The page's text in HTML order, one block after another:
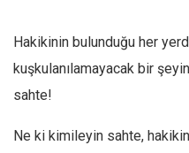
Eksik sayıların temini
Twitter
Hakikinin bulunduğu her
kuşkulanılamayacak bir
sahte!
Ne ki kimileyin sahte,